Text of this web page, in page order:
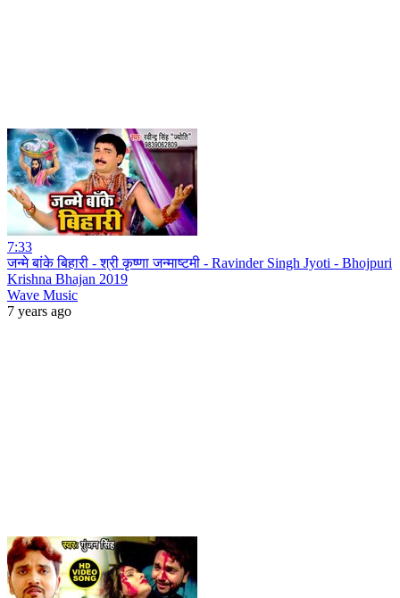
7:33
जन्मे बांके बिहारी - श्री कृष्णा जन्माष्टमी - Ravinder Singh Jyoti - Bhojpuri
Krishna Bhajan 2019
Wave Music
7 years ago